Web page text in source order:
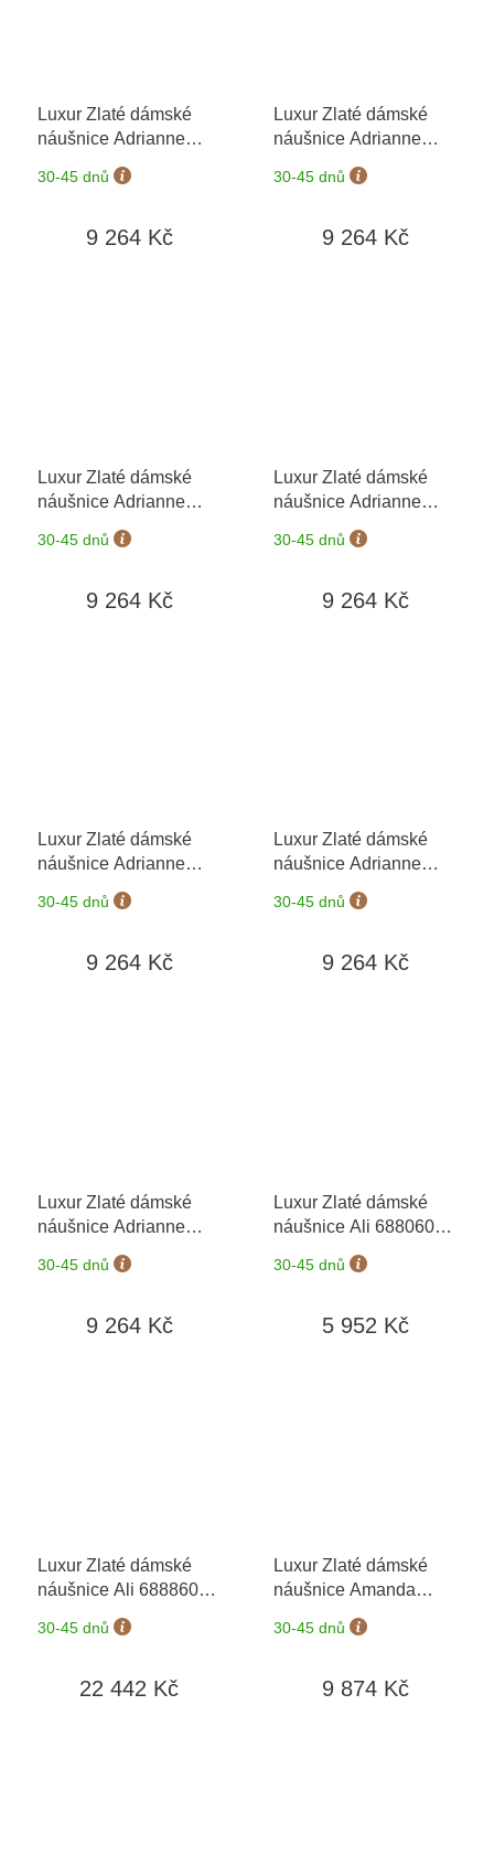
Luxur Zlaté dámské
náušnice Adrianne
6680374-0-0-40
možnost výměny do 90
30-45 dnů
9 264 Kč
Luxur Zlaté dámské
náušnice Adrianne
6680374-0-0-54
možnost výměny do 90
30-45 dnů
9 264 Kč
Luxur Zlaté dámské
náušnice Adrianne
6680374-0-0-55
možnost výměny do 90
30-45 dnů
9 264 Kč
Luxur Zlaté dámské
náušnice Adrianne
6680374-0-0-56
možnost výměny do 90
30-45 dnů
9 264 Kč
Luxur Zlaté dámské
náušnice Adrianne
6680374-0-0-57
možnost výměny do 90
30-45 dnů
9 264 Kč
Luxur Zlaté dámské
náušnice Adrianne
6680374-0-0-58
možnost výměny do 90
30-45 dnů
9 264 Kč
Luxur Zlaté dámské
náušnice Adrianne
6680374-0-0-59
30-45 dnů
9 264 Kč
Luxur Zlaté dámské
náušnice Ali 6880604
+ možnost výměny do
90 dní
30-45 dnů
5 952 Kč
Luxur Zlaté dámské
náušnice Ali 6888604
+ možnost výměny do
90 dní
30-45 dnů
22 442 Kč
Luxur Zlaté dámské
náušnice Amanda
6680351-0-0-1
30-45 dnů
9 874 Kč